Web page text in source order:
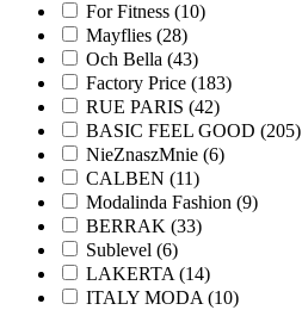
For Fitness (10)
Mayflies (28)
Och Bella (43)
Factory Price (183)
RUE PARIS (42)
BASIC FEEL GOOD (205)
NieZnaszMnie (6)
CALBEN (11)
Modalinda Fashion (9)
BERRAK (33)
Sublevel (6)
LAKERTA (14)
ITALY MODA (10)